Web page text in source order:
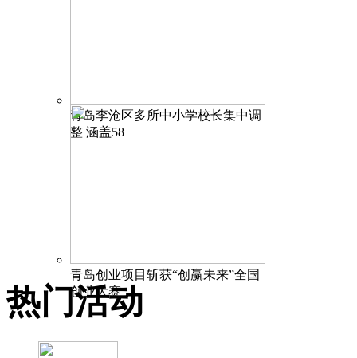
青岛李沧区多所中小学校长集中调
整 涵盖58
青岛创业项目斩获“创赢未来”全国
创业大赛
热门活动